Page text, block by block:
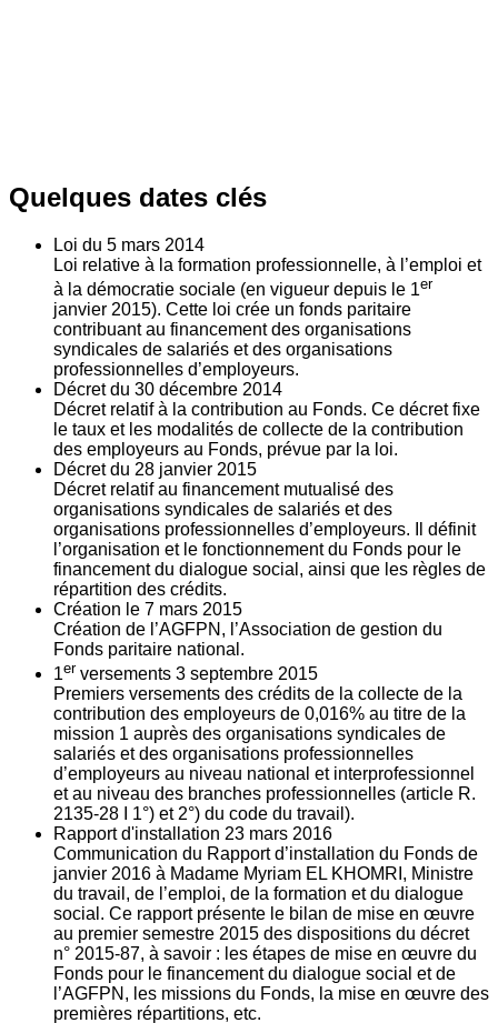
Quelques dates clés
Loi du 5 mars 2014
Loi relative à la formation professionnelle, à l’emploi et
à la démocratie sociale (en vigueur depuis le 1er
janvier 2015). Cette loi crée un fonds paritaire
contribuant au financement des organisations
syndicales de salariés et des organisations
professionnelles d’employeurs.
Décret du 30 décembre 2014
Décret relatif à la contribution au Fonds. Ce décret fixe
le taux et les modalités de collecte de la contribution
des employeurs au Fonds, prévue par la loi.
Décret du 28 janvier 2015
Décret relatif au financement mutualisé des
organisations syndicales de salariés et des
organisations professionnelles d’employeurs. Il définit
l’organisation et le fonctionnement du Fonds pour le
financement du dialogue social, ainsi que les règles de
répartition des crédits.
Création le 7 mars 2015
Création de l’AGFPN, l’Association de gestion du
Fonds paritaire national.
1er versements 3 septembre 2015
Premiers versements des crédits de la collecte de la
contribution des employeurs de 0,016% au titre de la
mission 1 auprès des organisations syndicales de
salariés et des organisations professionnelles
d’employeurs au niveau national et interprofessionnel
et au niveau des branches professionnelles (article R.
2135‐28 I 1°) et 2°) du code du travail).
Rapport d'installation 23 mars 2016
Communication du Rapport d’installation du Fonds de
janvier 2016 à Madame Myriam EL KHOMRI, Ministre
du travail, de l’emploi, de la formation et du dialogue
social. Ce rapport présente le bilan de mise en œuvre
au premier semestre 2015 des dispositions du décret
n° 2015-87, à savoir : les étapes de mise en œuvre du
Fonds pour le financement du dialogue social et de
l’AGFPN, les missions du Fonds, la mise en œuvre des
premières répartitions, etc.